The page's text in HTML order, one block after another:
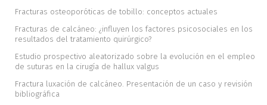
Fracturas osteoporóticas de tobillo: conceptos actuales
Fracturas de calcáneo: ¿influyen los factores psicosociales en los
resultados del tratamiento quirúrgico?
Estudio prospectivo aleatorizado sobre la evolución en el empleo
de suturas en la cirugía de hallux valgus
Fractura luxación de calcáneo. Presentación de un caso y revisión
bibliográfica